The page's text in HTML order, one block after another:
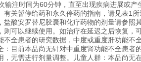
输注时间为60分钟，直至出现疾病进展或
有关暂停给药和永久停药的指南，请见表1
盐酸安罗替尼胶囊和化疗药物的剂量请参
则可以继续使用。如治疗在延迟之后恢复
不全患者的研究数据，中度或重度肝功能
：目前本品尚无针对中重度肾功能不全患
，无需进行剂量调整。儿童人群：本品尚